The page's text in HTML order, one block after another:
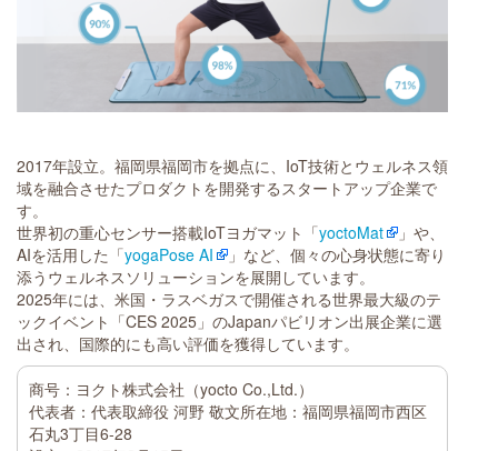
2017年設立。福岡県福岡市を拠点に、IoT技術とウェルネス領
域を融合させたプロダクトを開発するスタートアップ企業で
す。
世界初の重心センサー搭載IoTヨガマット「yoctoMat
」や、
AIを活用した「yogaPose AI
」など、個々の心身状態に寄り
添うウェルネスソリューションを展開しています。
2025年には、米国・ラスベガスで開催される世界最大級のテ
ックイベント「CES 2025」のJapanパビリオン出展企業に選
出され、国際的にも高い評価を獲得しています。
商号：ヨクト株式会社（yocto Co.,Ltd.）
代表者：代表取締役 河野 敬文所在地：福岡県福岡市西区
石丸3丁目6-28